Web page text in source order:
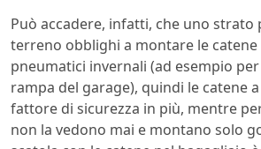
Può accadere, infatti, che uno strato
terreno obblighi a montare le catene
pneumatici invernali (ad esempio
rampa del garage), quindi le catene
fattore di sicurezza in più, mentre
non la vedono mai e montano solo